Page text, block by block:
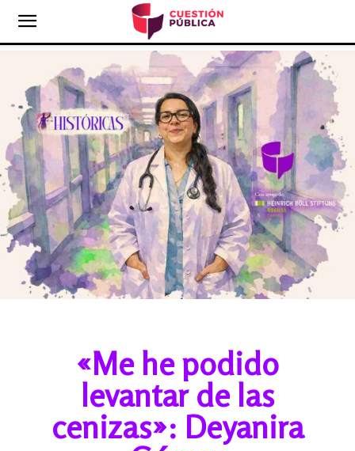
«Me he podido
levantar de las
cenizas»: Deyanira